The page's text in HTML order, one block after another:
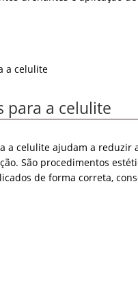
para a celulite
a celulite ajudam a reduzir
São procedimentos
de forma correta,